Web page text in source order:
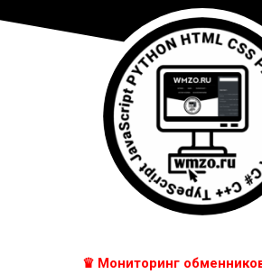
♛ Мониторинг